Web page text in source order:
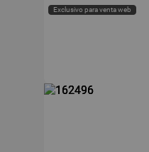
Exclusivo para venta web